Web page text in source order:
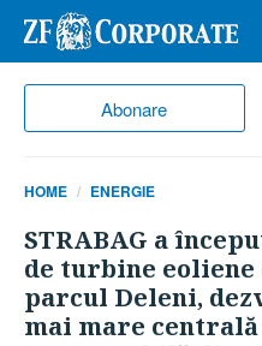
Abonare
HOME ENERGIE
STRABAG a
de turbine eoliene
parcul Deleni,
mai mare